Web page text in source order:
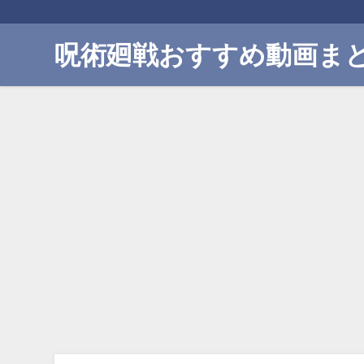
呪術廻戦おすすめ動画ま